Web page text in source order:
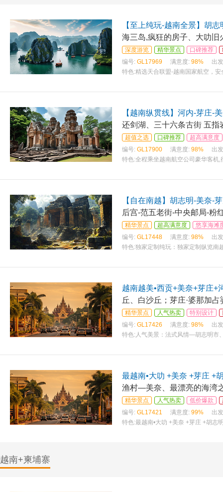
【至上纯玩-越南全景】胡
海三岛,疯狂的房子、大叻
深度游览 精华景点 口碑推荐
编号: GL17969 满意度: 98%
出
特色:精选天合联盟-越南国家航空，
【越南纵贯线】河内-芽庄-
还剑湖、三十六条古街 五指
超值之选 口碑推荐
超高满意度
编号: GL17900 满意度: 98%
出
特色:全程乘坐越南航空公司豪华客机
【自在南越】胡志明-美奈-
后宫-范五老街-中央邮局-粉
精华景点 超高满意度
悠享海滩
编号: GL17448 满意度: 98%
出
特色:独家定制纯玩：独家定制纵览南
越南越美•西贡+美奈+芽庄+
丘、白沙丘；芽庄·婆那加
精华景点 人气热卖 特别设计
编号: GL17426 满意度: 98%
出
特色: 人气美景：法式风情—胡志明
最越南•大叻 +美奈 +芽庄 +
渔村—美奈、最漂亮的海湾
精华景点 人气热卖 低价爆款
编号: GL17421 满意度: 99%
出
特色:最越南•大叻 +美奈 +芽庄 +胡志
越南+柬埔寨